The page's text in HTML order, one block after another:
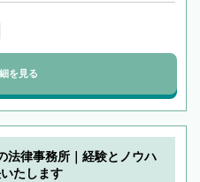
を見る
法律事務所｜経験とノウハ
たします